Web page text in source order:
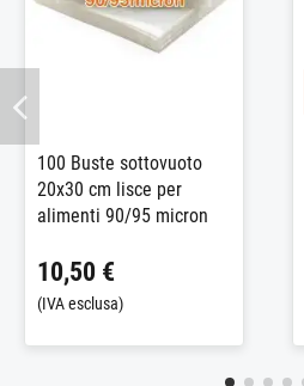
100 Buste sottovuoto
20x30 cm lisce per
alimenti 90/95 micron
10,50 €
(IVA esclusa)